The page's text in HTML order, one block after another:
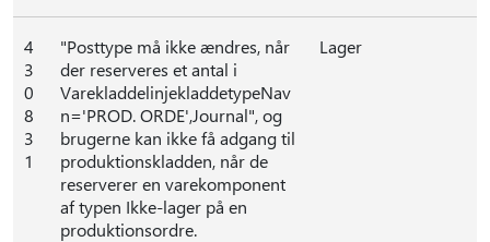
4
3
0
8
3
1
"Posttype må ikke ændres, når
der reserveres et antal i
VarekladdelinjekladdetypeNav
n='PROD. ORDE',Journal", og
brugerne kan ikke få adgang til
produktionskladden, når de
reserverer en varekomponent
af typen Ikke-lager på en
produktionsordre.
Lager